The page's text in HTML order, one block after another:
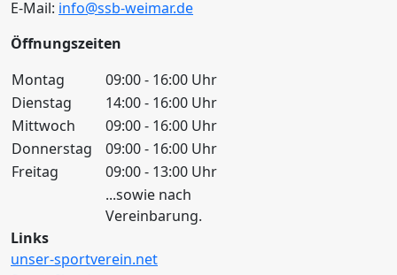
E-Mail: info@ssb-weimar.de
Öffnungszeiten
Montag
09:00 - 16:00 Uhr
Dienstag
14:00 - 16:00 Uhr
Mittwoch
09:00 - 16:00 Uhr
Donnerstag
09:00 - 16:00 Uhr
Freitag
09:00 - 13:00 Uhr
...sowie nach
Vereinbarung.
Links
unser-sportverein.net